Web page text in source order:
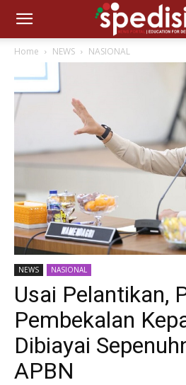
Home NEWS NASIONAL
NEWS NASIONAL
Usai Pelantikan,
Pembekalan
Dibiayai
APBN